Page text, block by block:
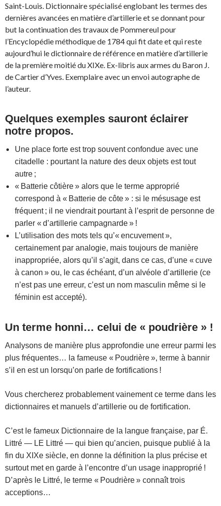
Saint-Louis. Dictionnaire spécialisé englobant les termes des
dernières avancées en matière d’artillerie et se donnant pour
but la continuation des travaux de Pommereul pour
l’Encyclopédie méthodique de 1784 qui fit date et qui reste
aujourd’hui le dictionnaire de référence en matière d’artillerie
de la première moitié du XIXe. Ex-libris aux armes du Baron J.
de Cartier d’Yves. Exemplaire avec un envoi autographe de
l’auteur.
Quelques exemples sauront éclairer
notre propos.
Une place forte est trop souvent confondue avec une
citadelle : pourtant la nature des deux objets est tout
autre ;
« Batterie côtière » alors que le terme approprié
correspond à « Batterie de côte » : si le mésusage est
fréquent ; il ne viendrait pourtant à l’esprit de personne de
parler « d’artillerie campagnarde » !
L’utilisation des mots tels qu’« encuvement »,
certainement par analogie, mais toujours de manière
inappropriée, alors qu’il s’agit, dans ce cas, d’une « cuve
à canon » ou, le cas échéant, d’un alvéole d’artillerie (ce
n’est pas une erreur, c’est un nom masculin même si le
féminin est accepté).
Un terme honni… celui de « poudrière » !
Analysons de manière plus approfondie une erreur parmi les
plus fréquentes… la fameuse « Poudrière », terme à bannir
s’il en est un lorsqu’on parle de fortifications !
Vous chercherez probablement vainement ce terme dans les
dictionnaires et manuels d’artillerie ou de fortification.
C’est le fameux Dictionnaire de la langue française, par É.
Littré — LE Littré — qui bien qu’ancien, puisque publié à la
fin du XIXe siècle, en donne la définition la plus précise et
surtout met en garde à l’encontre d’un usage inapproprié !
D’après le Littré, le terme « Poudrière » connaît trois
acceptions…